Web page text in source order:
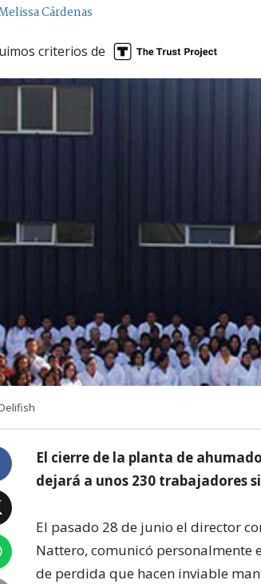
Cárdenas
criterios de
El cierre de la planta de
dejará a unos 230 trabajadores
El pasado 28 de junio el director
Nattero, comunicó personalmente
de perdida que hacen inviable